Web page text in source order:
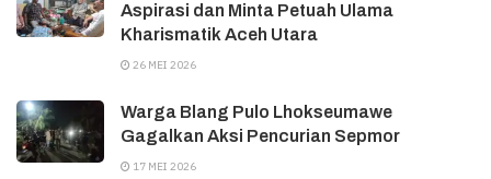
Aspirasi dan Minta Petuah Ulama
Kharismatik Aceh Utara
26 MEI 2026
Warga Blang Pulo Lhokseumawe
Gagalkan Aksi Pencurian Sepmor
17 MEI 2026